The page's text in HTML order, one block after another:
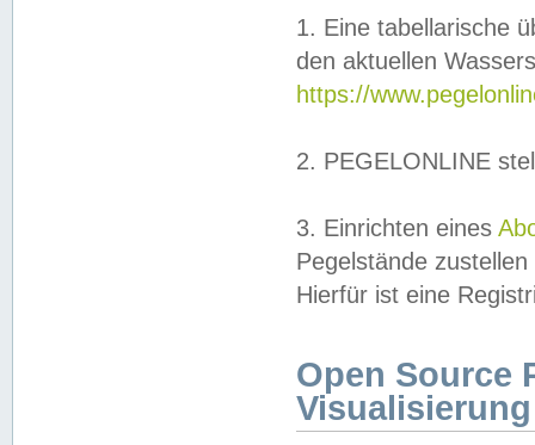
1. Eine tabellarische
den aktuellen
https://
2. PEGELONLINE
3. Einrichten eines
Pegelstände
Hierfür ist eine
Open Source
Visualisierung